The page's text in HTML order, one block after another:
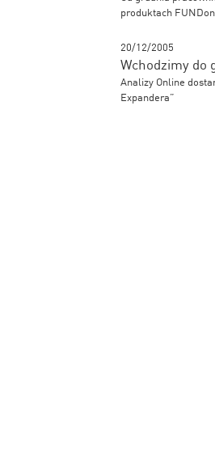
produktach
20/12/2005
Wchodzimy do
Analizy Online
Expandera”